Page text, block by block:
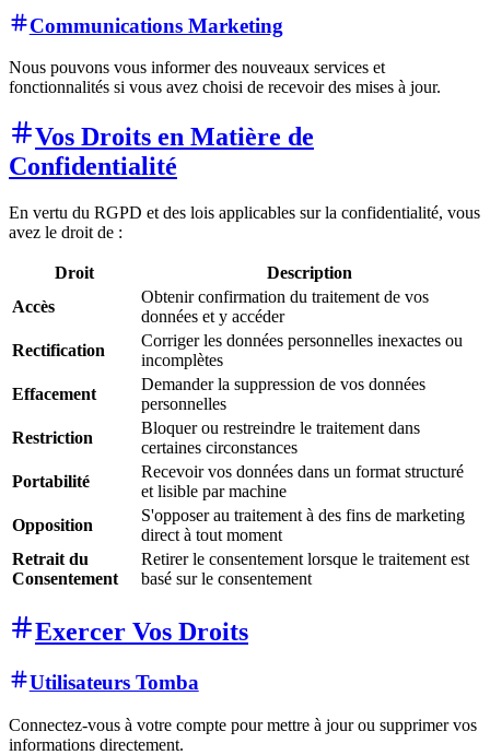
Communications Marketing
Nous pouvons vous informer des nouveaux services et
fonctionnalités si vous avez choisi de recevoir des mises à jour.
Vos Droits en Matière de
Confidentialité
En vertu du RGPD et des lois applicables sur la confidentialité, vous
avez le droit de :
Droit
Description
Accès
Obtenir confirmation du traitement de vos
données et y accéder
Rectification
Corriger les données personnelles inexactes ou
incomplètes
Effacement
Demander la suppression de vos données
personnelles
Restriction
Bloquer ou restreindre le traitement dans
certaines circonstances
Portabilité
Recevoir vos données dans un format structuré
et lisible par machine
Opposition
S'opposer au traitement à des fins de marketing
direct à tout moment
Retrait du
Consentement
Retirer le consentement lorsque le traitement est
basé sur le consentement
Exercer Vos Droits
Utilisateurs Tomba
Connectez-vous à votre compte pour mettre à jour ou supprimer vos
informations directement.